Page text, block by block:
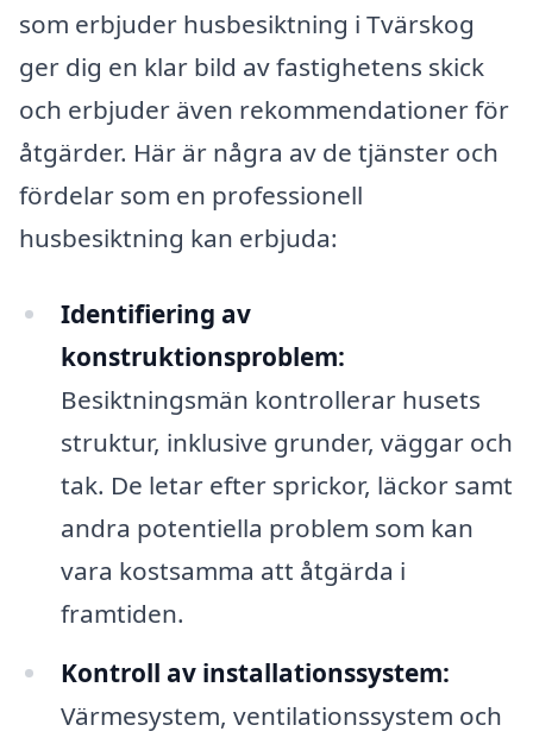
som erbjuder husbesiktning i Tvärskog
ger dig en klar bild av fastighetens skick
och erbjuder även rekommendationer för
åtgärder. Här är några av de tjänster och
fördelar som en professionell
husbesiktning kan erbjuda:
Identifiering av
konstruktionsproblem:
Besiktningsmän kontrollerar husets
struktur, inklusive grunder, väggar och
tak. De letar efter sprickor, läckor samt
andra potentiella problem som kan
vara kostsamma att åtgärda i
framtiden.
Kontroll av installationssystem:
Värmesystem, ventilationssystem och